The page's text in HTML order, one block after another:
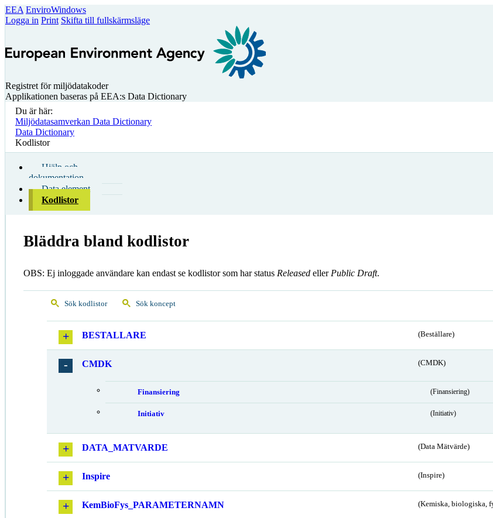
EEA EnviroWindows
Logga in Print Skifta till fullskärmsläge
Registret för miljödatakoder
Applikationen baseras på EEA:s Data Dictionary
Du är här:
Miljödatasamverkan Data Dictionary
Data Dictionary
Kodlistor
Hjälp och
dokumentation
Data element
Kodlistor
Bläddra bland kodlistor
OBS: Ej inloggade användare kan endast se kodlistor som har status Released eller Public Draft.
Sök kodlistor Sök koncept
BESTALLARE (Beställare)
CMDK (CMDK)
Finansiering (Finansiering)
Initiativ (Initiativ)
DATA_MATVARDE (Data Mätvärde)
Inspire (Inspire)
KemBioFys_PARAMETERNAMN (Kemiska, biologiska,